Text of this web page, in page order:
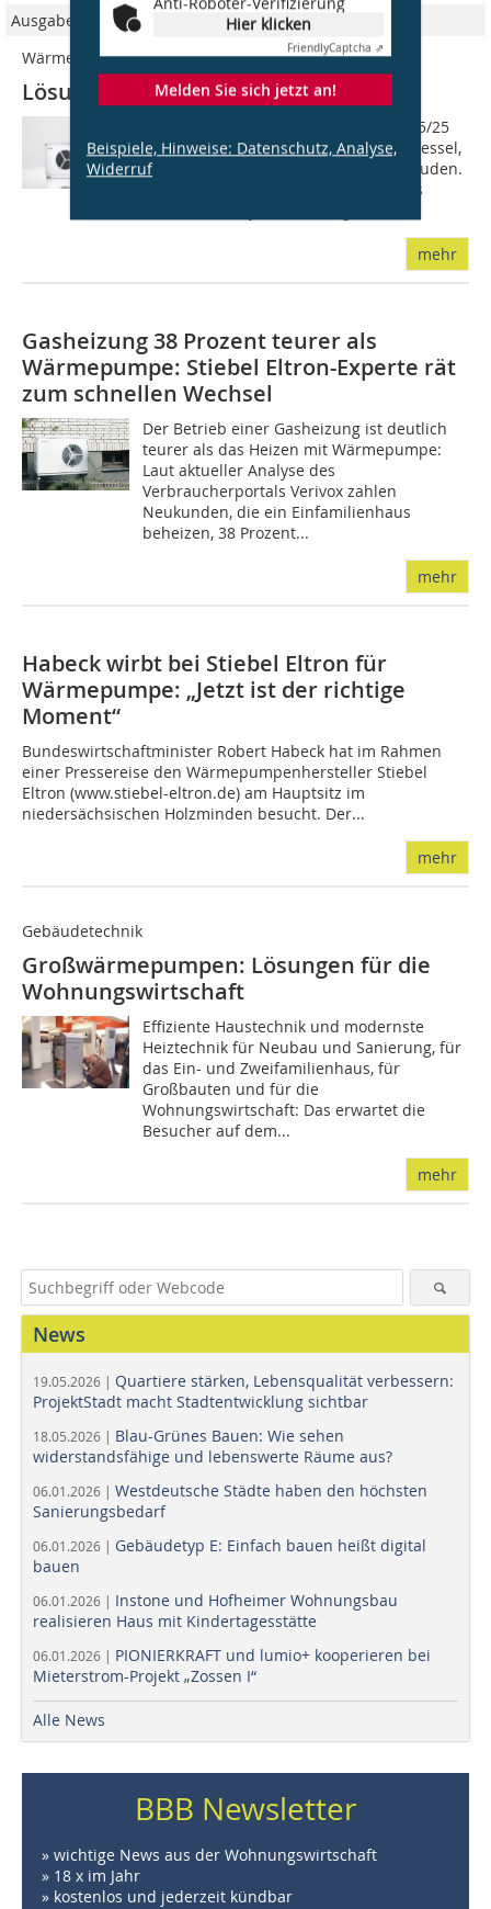
Hier klicken
FriendlyCaptcha ⇗
Melden Sie sich jetzt an!
Beispiele, Hinweise: Datenschutz, Analyse,
Widerruf
Ausgabe 10/2013
Wärmepumpe
Lösung für die Heizungssanierung
Die Luft-Wasser-Wärmepumpe WPL 15/25
ist eine Alternative zum Öl- oder Gaskessel,
insbesondere auch bei Bestandsgebäuden.
Selbst der Betrieb mit Heizkörpern als
mehr
Gasheizung 38 Prozent teurer als
Wärmepumpe: Stiebel Eltron-Experte rät
zum schnellen Wechsel
Der Betrieb einer Gasheizung ist deutlich
teurer als das Heizen mit Wärmepumpe:
Laut aktueller Analyse des
Verbraucherportals Verivox zahlen
Neukunden, die ein Einfamilienhaus
beheizen, 38 Prozent...
mehr
Habeck wirbt bei Stiebel Eltron für
Wärmepumpe: „Jetzt ist der richtige
Moment“
Bundeswirtschaftminister Robert Habeck hat im Rahmen
einer Pressereise den Wärmepumpenhersteller Stiebel
Eltron (www.stiebel-eltron.de) am Hauptsitz im
niedersächsischen Holzminden besucht. Der...
mehr
Gebäudetechnik
Großwärmepumpen: Lösungen für die
Wohnungswirtschaft
Effiziente Haustechnik und modernste
Heiztechnik für Neubau und Sanierung, für
das Ein- und Zweifamilienhaus, für
Großbauten und für die
Wohnungswirtschaft: Das erwartet die
Besucher auf dem...
mehr
News
19.05.2026 | Quartiere stärken, Lebensqualität verbessern:
ProjektStadt macht Stadtentwicklung sichtbar
18.05.2026 | Blau-Grünes Bauen: Wie sehen
widerstandsfähige und lebenswerte Räume aus?
06.01.2026 | Westdeutsche Städte haben den höchsten
Sanierungsbedarf
06.01.2026 | Gebäudetyp E: Einfach bauen heißt digital
bauen
06.01.2026 | Instone und Hofheimer Wohnungsbau
realisieren Haus mit Kindertagesstätte
06.01.2026 | PIONIERKRAFT und lumio+ kooperieren bei
Mieterstrom-Projekt „Zossen I“
Alle News
BBB Newsletter
» wichtige News aus der Wohnungswirtschaft
» 18 x im Jahr
» kostenlos und jederzeit kündbar